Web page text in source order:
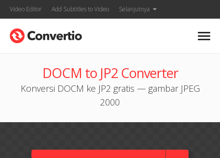
Video Editor Add Subtitles to Video Selanjutnya
DOCM to JP2 Converter
Konversi DOCM ke JP2 gratis — gambar JPEG
2000